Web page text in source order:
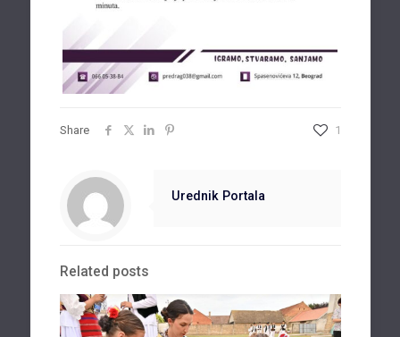
Share 1
Urednik Portala
Related posts